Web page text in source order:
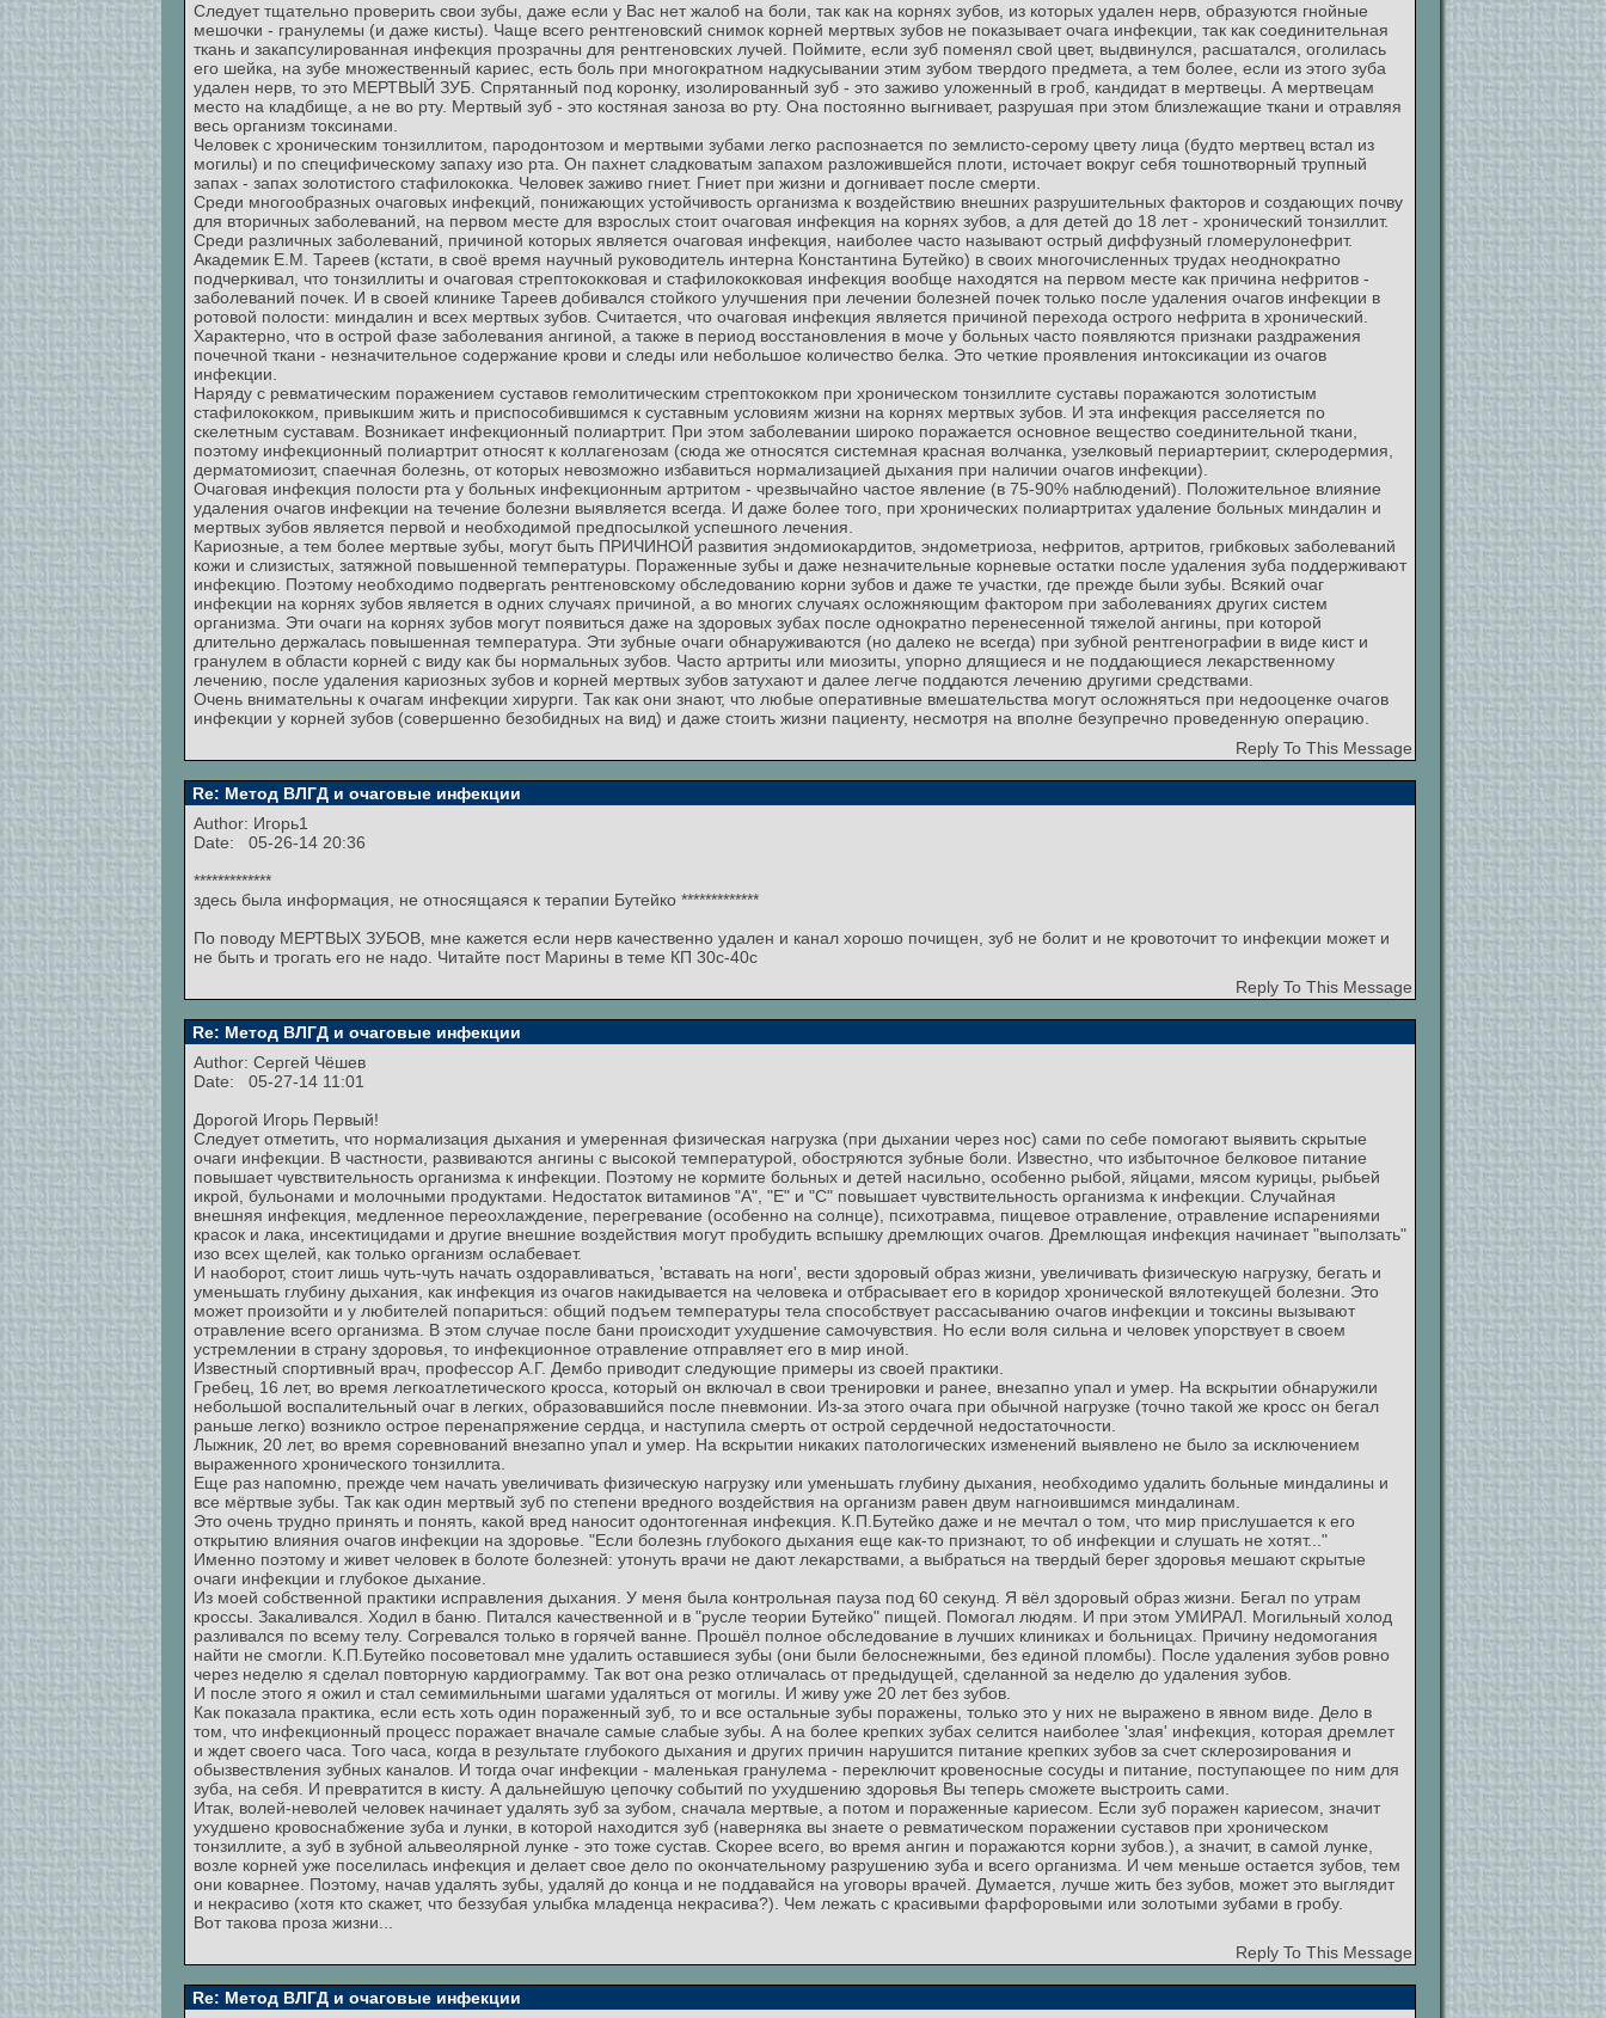
Следует тщательно проверить свои зубы, даже если у Вас нет жалоб на боли, так как на корнях зубов, из которых удален нерв, образуются гнойные
мешочки - гранулемы (и даже кисты). Чаще всего рентгеновский снимок корней мертвых зубов не показывает очага инфекции, так как соединительная
ткань и закапсулированная инфекция прозрачны для рентгеновских лучей. Поймите, если зуб поменял свой цвет, выдвинулся, расшатался, оголилась
его шейка, на зубе множественный кариес, есть боль при многократном надкусывании этим зубом твердого предмета, а тем более, если из этого зуба
удален нерв, то это МЕРТВЫЙ ЗУБ. Спрятанный под коронку, изолированный зуб - это заживо уложенный в гроб, кандидат в мертвецы. А мертвецам
место на кладбище, а не во рту. Мертвый зуб - это костяная заноза во рту. Она постоянно выгнивает, разрушая при этом близлежащие ткани и отравляя
весь организм токсинами.
Человек с хроническим тонзиллитом, пародонтозом и мертвыми зубами легко распознается по землисто-серому цвету лица (будто мертвец встал из
могилы) и по специфическому запаху изо рта. Он пахнет сладковатым запахом разложившейся плоти, источает вокруг себя тошнотворный трупный
запах - запах золотистого стафилококка. Человек заживо гниет. Гниет при жизни и догнивает после смерти.
Среди многообразных очаговых инфекций, понижающих устойчивость организма к воздействию внешних разрушительных факторов и создающих почву
для вторичных заболеваний, на первом месте для взрослых стоит очаговая инфекция на корнях зубов, а для детей до 18 лет - хронический тонзиллит.
Среди различных заболеваний, причиной которых является очаговая инфекция, наиболее часто называют острый диффузный гломерулонефрит.
Академик Е.М. Тареев (кстати, в своё время научный руководитель интерна Константина Бутейко) в своих многочисленных трудах неоднократно
подчеркивал, что тонзиллиты и очаговая стрептококковая и стафилококковая инфекция вообще находятся на первом месте как причина нефритов -
заболеваний почек. И в своей клинике Тареев добивался стойкого улучшения при лечении болезней почек только после удаления очагов инфекции в
ротовой полости: миндалин и всех мертвых зубов. Считается, что очаговая инфекция является причиной перехода острого нефрита в хронический.
Характерно, что в острой фазе заболевания ангиной, а также в период восстановления в моче у больных часто появляются признаки раздражения
почечной ткани - незначительное содержание крови и следы или небольшое количество белка. Это четкие проявления интоксикации из очагов
инфекции.
Наряду с ревматическим поражением суставов гемолитическим стрептококком при хроническом тонзиллите суставы поражаются золотистым
стафилококком, привыкшим жить и приспособившимся к суставным условиям жизни на корнях мертвых зубов. И эта инфекция расселяется по
скелетным суставам. Возникает инфекционный полиартрит. При этом заболевании широко поражается основное вещество соединительной ткани,
поэтому инфекционный полиартрит относят к коллагенозам (сюда же относятся системная красная волчанка, узелковый периартериит, склеродермия,
дерматомиозит, спаечная болезнь, от которых невозможно избавиться нормализацией дыхания при наличии очагов инфекции).
Очаговая инфекция полости рта у больных инфекционным артритом - чрезвычайно частое явление (в 75-90% наблюдений). Положительное влияние
удаления очагов инфекции на течение болезни выявляется всегда. И даже более того, при хронических полиартритах удаление больных миндалин и
мертвых зубов является первой и необходимой предпосылкой успешного лечения.
Кариозные, а тем более мертвые зубы, могут быть ПРИЧИНОЙ развития эндомиокардитов, эндометриоза, нефритов, артритов, грибковых заболеваний
кожи и слизистых, затяжной повышенной температуры. Пораженные зубы и даже незначительные корневые остатки после удаления зуба поддерживают
инфекцию. Поэтому необходимо подвергать рентгеновскому обследованию корни зубов и даже те участки, где прежде были зубы. Всякий очаг
инфекции на корнях зубов является в одних случаях причиной, а во многих случаях осложняющим фактором при заболеваниях других систем
организма. Эти очаги на корнях зубов могут появиться даже на здоровых зубах после однократно перенесенной тяжелой ангины, при которой
длительно держалась повышенная температура. Эти зубные очаги обнаруживаются (но далеко не всегда) при зубной рентгенографии в виде кист и
гранулем в области корней с виду как бы нормальных зубов. Часто артриты или миозиты, упорно длящиеся и не поддающиеся лекарственному
лечению, после удаления кариозных зубов и корней мертвых зубов затухают и далее легче поддаются лечению другими средствами.
Очень внимательны к очагам инфекции хирурги. Так как они знают, что любые оперативные вмешательства могут осложняться при недооценке очагов
инфекции у корней зубов (совершенно безобидных на вид) и даже стоить жизни пациенту, несмотря на вполне безупречно проведенную операцию.
Reply To This Message
Re: Метод ВЛГД и очаговые инфекции
Author: Игорь1
Date: 05-26-14 20:36
*************
здесь была информация, не относящаяся к терапии Бутейко *************
По поводу МЕРТВЫХ ЗУБОВ, мне кажется если нерв качественно удален и канал хорошо почищен, зуб не болит и не кровоточит то инфекции может и
не быть и трогать его не надо. Читайте пост Марины в теме КП 30с-40с
Reply To This Message
Re: Метод ВЛГД и очаговые инфекции
Author: Сергей Чёшев
Date: 05-27-14 11:01
Дорогой Игорь Первый!
Следует отметить, что нормализация дыхания и умеренная физическая нагрузка (при дыхании через нос) сами по себе помогают выявить скрытые
очаги инфекции. В частности, развиваются ангины с высокой температурой, обостряются зубные боли. Известно, что избыточное белковое питание
повышает чувствительность организма к инфекции. Поэтому не кормите больных и детей насильно, особенно рыбой, яйцами, мясом курицы, рыбьей
икрой, бульонами и молочными продуктами. Недостаток витаминов "А", "Е" и "С" повышает чувствительность организма к инфекции. Случайная
внешняя инфекция, медленное переохлаждение, перегревание (особенно на солнце), психотравма, пищевое отравление, отравление испарениями
красок и лака, инсектицидами и другие внешние воздействия могут пробудить вспышку дремлющих очагов. Дремлющая инфекция начинает "выползать"
изо всех щелей, как только организм ослабевает.
И наоборот, стоит лишь чуть-чуть начать оздоравливаться, 'вставать на ноги', вести здоровый образ жизни, увеличивать физическую нагрузку, бегать и
уменьшать глубину дыхания, как инфекция из очагов накидывается на человека и отбрасывает его в коридор хронической вялотекущей болезни. Это
может произойти и у любителей попариться: общий подъем температуры тела способствует рассасыванию очагов инфекции и токсины вызывают
отравление всего организма. В этом случае после бани происходит ухудшение самочувствия. Но если воля сильна и человек упорствует в своем
устремлении в страну здоровья, то инфекционное отравление отправляет его в мир иной.
Известный спортивный врач, профессор А.Г. Дембо приводит следующие примеры из своей практики.
Гребец, 16 лет, во время легкоатлетического кросса, который он включал в свои тренировки и ранее, внезапно упал и умер. На вскрытии обнаружили
небольшой воспалительный очаг в легких, образовавшийся после пневмонии. Из-за этого очага при обычной нагрузке (точно такой же кросс он бегал
раньше легко) возникло острое перенапряжение сердца, и наступила смерть от острой сердечной недостаточности.
Лыжник, 20 лет, во время соревнований внезапно упал и умер. На вскрытии никаких патологических изменений выявлено не было за исключением
выраженного хронического тонзиллита.
Еще раз напомню, прежде чем начать увеличивать физическую нагрузку или уменьшать глубину дыхания, необходимо удалить больные миндалины и
все мёртвые зубы. Так как один мертвый зуб по степени вредного воздействия на организм равен двум нагноившимся миндалинам.
Это очень трудно принять и понять, какой вред наносит одонтогенная инфекция. К.П.Бутейко даже и не мечтал о том, что мир прислушается к его
открытию влияния очагов инфекции на здоровье. "Если болезнь глубокого дыхания еще как-то признают, то об инфекции и слушать не хотят..."
Именно поэтому и живет человек в болоте болезней: утонуть врачи не дают лекарствами, а выбраться на твердый берег здоровья мешают скрытые
очаги инфекции и глубокое дыхание.
Из моей собственной практики исправления дыхания. У меня была контрольная пауза под 60 секунд. Я вёл здоровый образ жизни. Бегал по утрам
кроссы. Закаливался. Ходил в баню. Питался качественной и в "русле теории Бутейко" пищей. Помогал людям. И при этом УМИРАЛ. Могильный холод
разливался по всему телу. Согревался только в горячей ванне. Прошёл полное обследование в лучших клиниках и больницах. Причину недомогания
найти не смогли. К.П.Бутейко посоветовал мне удалить оставшиеся зубы (они были белоснежными, без единой пломбы). После удаления зубов ровно
через неделю я сделал повторную кардиограмму. Так вот она резко отличалась от предыдущей, сделанной за неделю до удаления зубов.
И после этого я ожил и стал семимильными шагами удаляться от могилы. И живу уже 20 лет без зубов.
Как показала практика, если есть хоть один пораженный зуб, то и все остальные зубы поражены, только это у них не выражено в явном виде. Дело в
том, что инфекционный процесс поражает вначале самые слабые зубы. А на более крепких зубах селится наиболее 'злая' инфекция, которая дремлет
и ждет своего часа. Того часа, когда в результате глубокого дыхания и других причин нарушится питание крепких зубов за счет склерозирования и
обызвествления зубных каналов. И тогда очаг инфекции - маленькая гранулема - переключит кровеносные сосуды и питание, поступающее по ним для
зуба, на себя. И превратится в кисту. А дальнейшую цепочку событий по ухудшению здоровья Вы теперь сможете выстроить сами.
Итак, волей-неволей человек начинает удалять зуб за зубом, сначала мертвые, а потом и пораженные кариесом. Если зуб поражен кариесом, значит
ухудшено кровоснабжение зуба и лунки, в которой находится зуб (наверняка вы знаете о ревматическом поражении суставов при хроническом
тонзиллите, а зуб в зубной альвеолярной лунке - это тоже сустав. Скорее всего, во время ангин и поражаются корни зубов.), а значит, в самой лунке,
возле корней уже поселилась инфекция и делает свое дело по окончательному разрушению зуба и всего организма. И чем меньше остается зубов, тем
они коварнее. Поэтому, начав удалять зубы, удаляй до конца и не поддавайся на уговоры врачей. Думается, лучше жить без зубов, может это выглядит
и некрасиво (хотя кто скажет, что беззубая улыбка младенца некрасива?). Чем лежать с красивыми фарфоровыми или золотыми зубами в гробу.
Вот такова проза жизни...
Reply To This Message
Re: Метод ВЛГД и очаговые инфекции